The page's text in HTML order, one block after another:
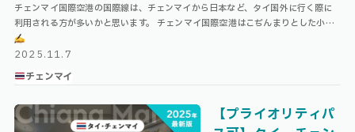
チェンマイ国際空港の国際線は、チェンマイから日本など、タイ国外に行く際に
利用される方が多いかと思います。 チェンマイ国際空港はこぢんまりとした小さ
な空港ですが、プライオリティパスで入れるラウンジが現在国際線に1つ、国内線
…
2025.11.7
チェンマイ
【プライオリティパ